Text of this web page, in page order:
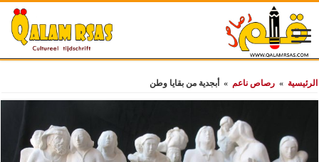
الرئيسية » رصاص ناعم » أبجدية من بقايا وطن